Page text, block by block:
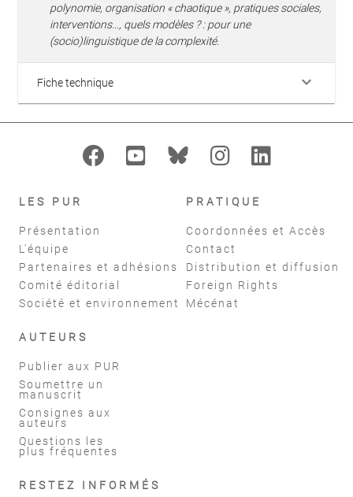
polynomie, organisation « chaotique », pratiques sociales,
interventions…, quels modèles ? : pour une
(socio)linguistique de la complexité.
Fiche technique keyboard_arrow_down
LES PUR
Présentation
L'équipe
Partenaires et adhésions
Comité éditorial
Société et environnement
PRATIQUE
Coordonnées et Accès
Contact
Distribution et diffusion
Foreign Rights
Mécénat
AUTEURS
Publier aux PUR
Soumettre un
manuscrit
Consignes aux
auteurs
Questions les
plus fréquentes
RESTEZ INFORMÉS